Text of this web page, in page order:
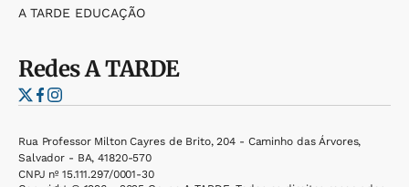
A TARDE EDUCAÇÃO
RedesA TARDE
Rua Professor Milton Cayres de Brito, 204 - Caminho das Árvores,
Salvador - BA, 41820-570
CNPJ nº 15.111.297/0001-30